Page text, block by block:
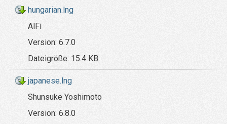
hungarian.lng
AlFi
Version: 6.7.0
Dateigröße: 15.4 KB
japanese.lng
Shunsuke Yoshimoto
Version: 6.8.0